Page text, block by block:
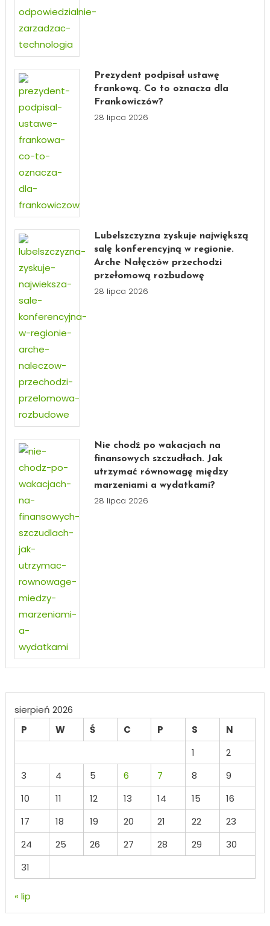
Prezydent podpisał ustawę
frankową. Co to oznacza dla
Frankowiczów?
28 lipca 2026
Lubelszczyzna zyskuje największą
salę konferencyjną w regionie.
Arche Nałęczów przechodzi
przełomową rozbudowę
28 lipca 2026
Nie chodź po wakacjach na
finansowych szczudłach. Jak
utrzymać równowagę między
marzeniami a wydatkami?
28 lipca 2026
sierpień 2026
P
W Ś C P S
N
1
2
3
4 5 6 7 8
9
10
11 12 13 14 15
16
17
18 19 20 21 22
23
24
25 26 27 28 29
30
31
« lip